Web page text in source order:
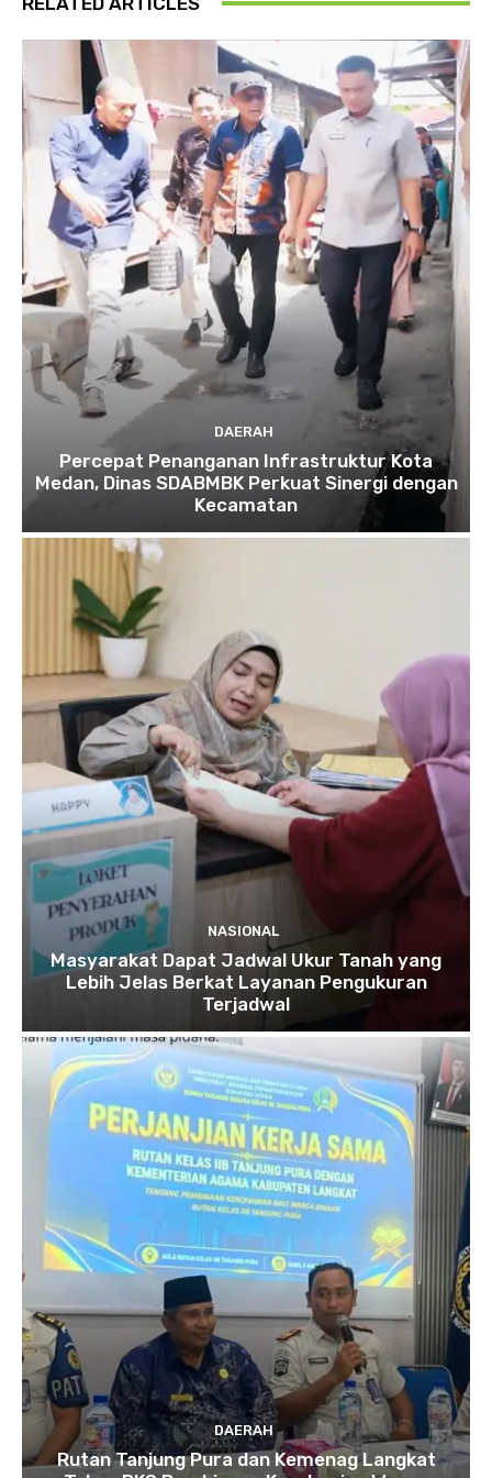
DAERAH
Percepat Penanganan Infrastruktur Kota
Medan, Dinas SDABMBK Perkuat Sinergi dengan
Kecamatan
NASIONAL
Masyarakat Dapat Jadwal Ukur Tanah yang
Lebih Jelas Berkat Layanan Pengukuran
Terjadwal
DAERAH
Rutan Tanjung Pura dan Kemenag Langkat